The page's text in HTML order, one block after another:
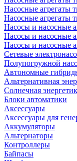
Насосные агрегаты
Насосные агрегаты
Насосы и насосные
Насосы и насосные
Насосы и насосные
Сетевые
Полупогружной
Автономные
Альтернативная
Солнечная
Блоки автоматики
Аксессуары
Аксессуары для
Аккумуляторы
Альтернаторы
Контроллеры
Байпасы